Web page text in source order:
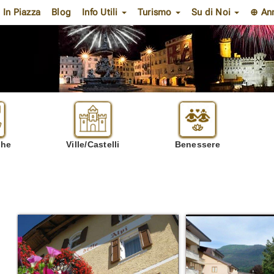
In Piazza Blog Info Utili Turismo Su di Noi ⊕
Ville/Castelli Benessere